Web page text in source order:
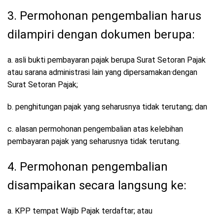
3. Permohonan pengembalian harus
dilampiri dengan dokumen berupa:
a. asli bukti pembayaran pajak berupa Surat Setoran Pajak
atau sarana administrasi lain yang dipersamakan·dengan
Surat Setoran Pajak;
b. penghitungan pajak yang seharusnya tidak terutang; dan
c. alasan permohonan pengembalian atas kelebihan
pembayaran pajak yang seharusnya tidak terutang.
4. Permohonan pengembalian
disampaikan secara langsung ke:
a. KPP tempat Wajib Pajak terdaftar; atau